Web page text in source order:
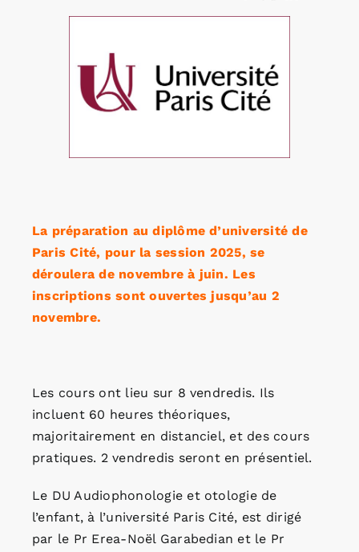
agrandie
La préparation au diplôme d’université de
Paris Cité, pour la session 2025, se
déroulera de novembre à juin. Les
inscriptions sont ouvertes jusqu’au 2
novembre.
Les cours ont lieu sur 8 vendredis. Ils
incluent 60 heures théoriques,
majoritairement en distanciel, et des cours
pratiques. 2 vendredis seront en présentiel.
Le DU Audiophonologie et otologie de
l’enfant, à l’université Paris Cité, est dirigé
par le Pr Erea-Noël Garabedian et le Pr